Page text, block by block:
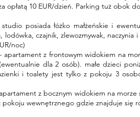
opłatą 10 EUR/dzień. Parking tuż obok
posiada łóżko małżeńskie i
lodówka, czajnik, zlewozmywak,
noc)
apartament z frontowym widokiem na
dla 2 osób). małe dzieci
i toalety jest tylko z pokoju 3
z bocznym widokiem na morze
wewnętrznego gdzie znajduje się